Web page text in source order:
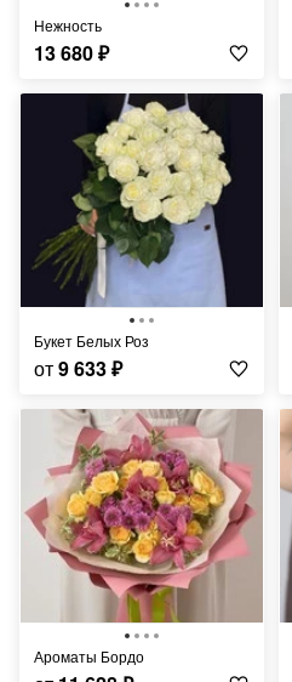
Нежность
13 680₽
Букет Белых Роз
от9 633₽
Ароматы Бордо